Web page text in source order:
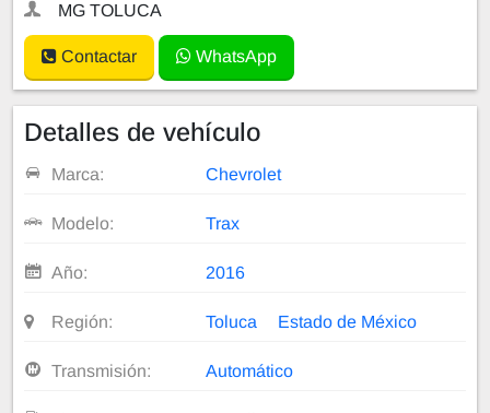
MG TOLUCA
Contactar WhatsApp
Detalles de vehículo
Marca: Chevrolet
Modelo: Trax
Año: 2016
Región: Toluca Estado de México
Transmisión: Automático